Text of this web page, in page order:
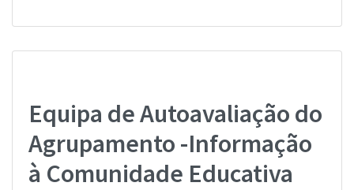
Equipa de Autoavaliação do
Agrupamento -Informação
à Comunidade Educativa